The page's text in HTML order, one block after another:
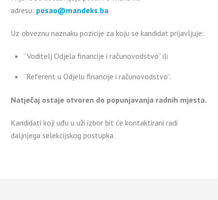
adresu: posao@mandeks.ba
Uz obveznu naznaku pozicije za koju se kandidat prijavljuje:
“Voditelj Odjela financije i računovodstvo” ili
“Referent u Odjelu financije i računovodstvo”.
Natječaj ostaje otvoren do popunjavanja radnih mjesta.
Kandidati koji uđu u uži izbor bit će kontaktirani radi
daljnjega selekcijskog postupka.